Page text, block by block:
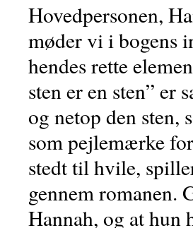
Hovedpersonen,
møder vi i bogens
hendes rette
sten er en sten” er
og netop den sten,
som pejlemærke
stedt til hvile,
gennem romanen.
Hannah, og at hun